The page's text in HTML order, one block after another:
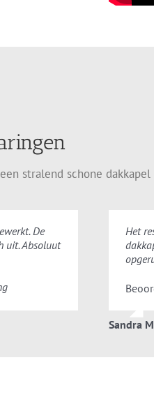
stralend schone dakkapel
De
uit. Absoluut
Het
Sandra